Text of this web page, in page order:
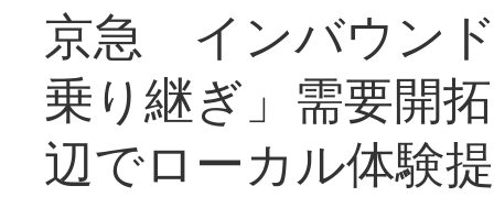
京急 インバウン
乗り継ぎ」需要開
辺でローカル体験